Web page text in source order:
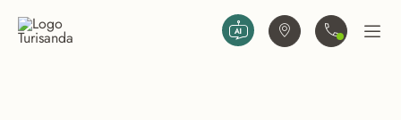
Trova agenziaContattaciApri